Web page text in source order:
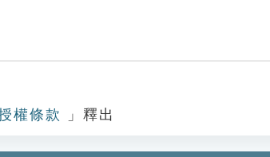
權條款 」釋出